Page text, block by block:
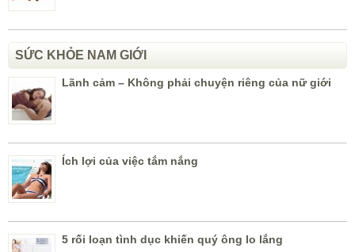
SỨC KHỎE NAM GIỚI
Lãnh cảm – Không phải chuyện riêng của nữ giới
Ích lợi của việc tắm nắng
5 rối loạn tình dục khiến quý ông lo lắng